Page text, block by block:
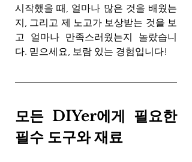
시작했을 때, 얼마나 많은 것을 배웠는
지, 그리고 제 노고가 보상받는 것을 보
고 얼마나 만족스러웠는지 놀랐습니
다. 믿으세요, 보람 있는 경험입니다!
모든 DIYer에게 필요한
필수 도구와 재료